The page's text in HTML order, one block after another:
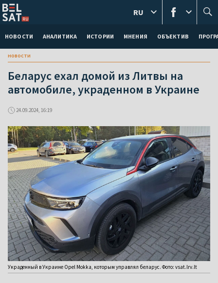
НОВОСТИ АНАЛИТИКА ИСТОРИИ МНЕНИЯ ОБЪЕКТИВ
RU
новости
Беларус ехал домой из Литвы на
автомобиле, украденном в Украине
24.09.2024, 16:19
Украденный в Украине Opel Mokka, которым управлял беларус. Фото: vsat.lrv.lt